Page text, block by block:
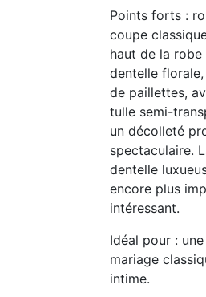
Points forts :
coupe
haut de la
dentelle
de paillettes,
tulle semi-
un décolleté
spectaculaire.
dentelle
encore plus
intéressant.
Idéal pour :
mariage
intime.